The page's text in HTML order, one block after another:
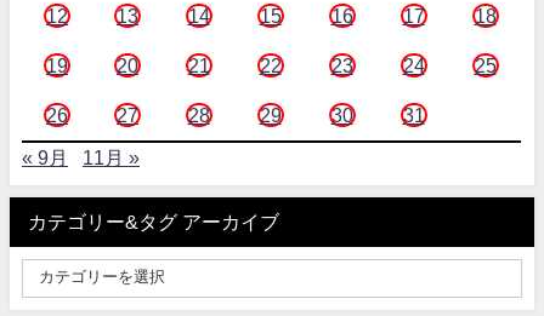
12 13 14 15 16 17 18
19 20 21 22 23 24 25
26 27 28 29 30 31
« 9月 11月 »
カテゴリー&タグ アーカイブ